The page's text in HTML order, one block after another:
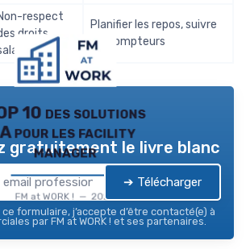
respect
droits
Planifier les repos, suivre
les compteurs
10 des solutions
pour les facility
manager
FM at WORK ! — 2026
gratuitement le livre blanc
➔ Télécharger
formulaire, j’accepte d’être contacté(e) à
par FM at WORK ! et ses partenaires.